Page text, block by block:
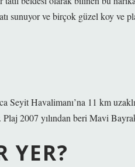
sunuyor ve birçok güzel koy ve
Havalimanı’na 11 km
2007 yılından beri Mavi
YER?